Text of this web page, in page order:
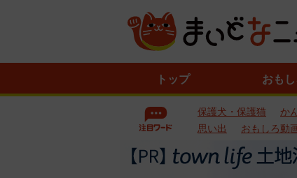
トップ おも
保護犬・保護猫 か
思い出
おもしろ動